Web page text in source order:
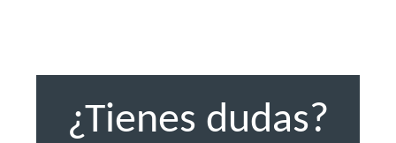
¿Tienes dudas?